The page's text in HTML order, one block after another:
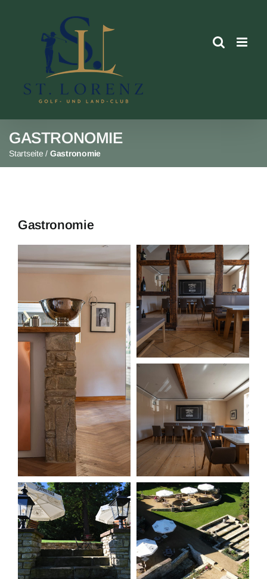
GASTRONOMIE
Startseite / Gastronomie
Gastronomie